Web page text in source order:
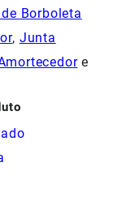
Borboleta
, Junta
e